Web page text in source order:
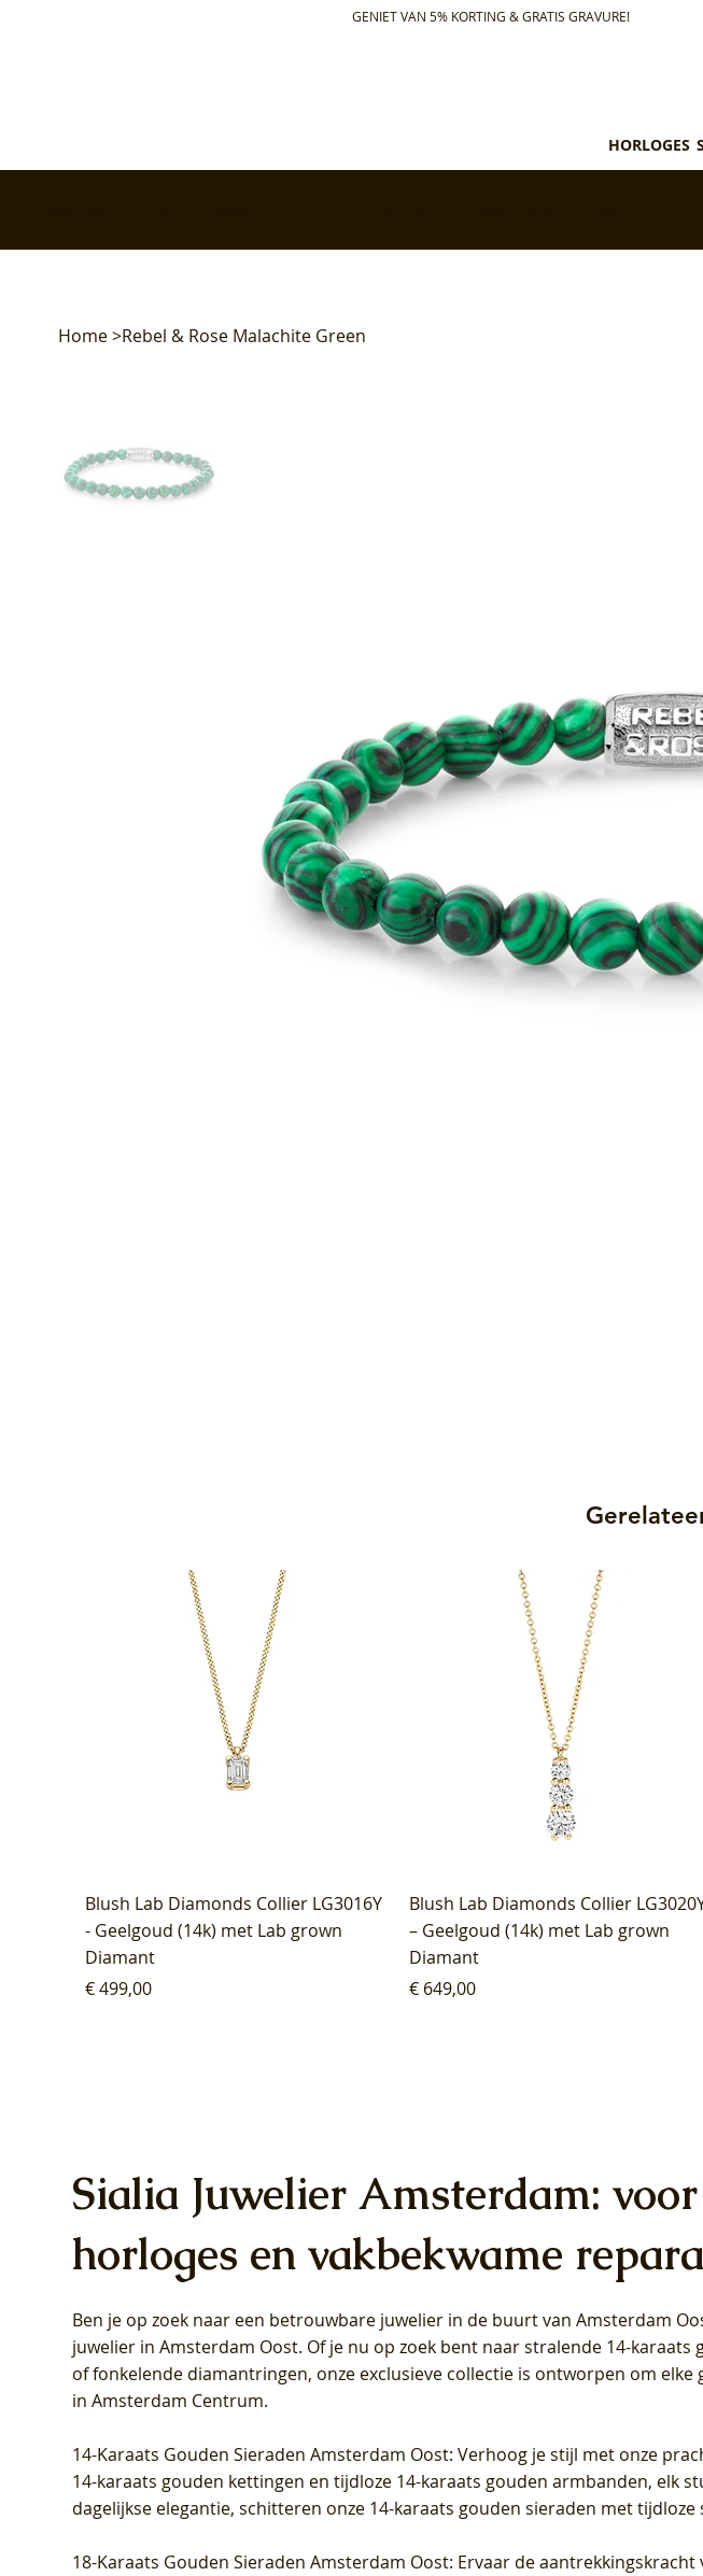
GENIET VAN 5% KORTING & GRATIS GRAVURE!
HORLOGES
Home>Rebel & Rose Malachite Green
Blush Lab Diamonds Collier LG3016Y
- Geelgoud (14k) met Lab grown
Diamant
Prijs
€ 499,00
Blush Lab Diamonds Collier
– Geelgoud (14k) met Lab grown
Diamant
Prijs
€ 649,00
Blush Lab Diamonds Oorhangers
LG9006Y/S - Geelgoud (14k) met Lab
grown Diamant
Blush Lab Diamonds Oorhangers
LG9007Y/S - Geelgoud (14k) met Lab
grown Diamant
Blush Lab Diamonds Collier LG3019Y
– Geelgoud (14k) met Lab grown
Diamant
Blush Lab Diamonds Ring LG1042Y –
Geelgoud (14k) met Lab grown
Diamant
Blush Lab Diamonds Ring LG1031Y -
Geelgoud (14k) met Lab grown
Diamant
Blush Lab Diamonds Ring LG1044Y –
Geelgoud (14k) met Lab grown
Diamant
Sialia Juwelier Amsterdam:
horloges en vakbekwame
Ben je op zoek naar een betrouwbare juwelier in de buurt van Amsterdam
juwelier in Amsterdam Oost. Of je nu op zoek bent naar stralende 14-
of fonkelende diamantringen, onze exclusieve collectie is ontworpen om elke
in Amsterdam Centrum.
14-Karaats Gouden Sieraden Amsterdam Oost: Verhoog je stijl met onze
14-karaats gouden kettingen en tijdloze 14-karaats gouden armbanden, elk
dagelijkse elegantie, schitteren onze 14-karaats gouden sieraden met tijdloze
18-Karaats Gouden Sieraden Amsterdam Oost: Ervaar de